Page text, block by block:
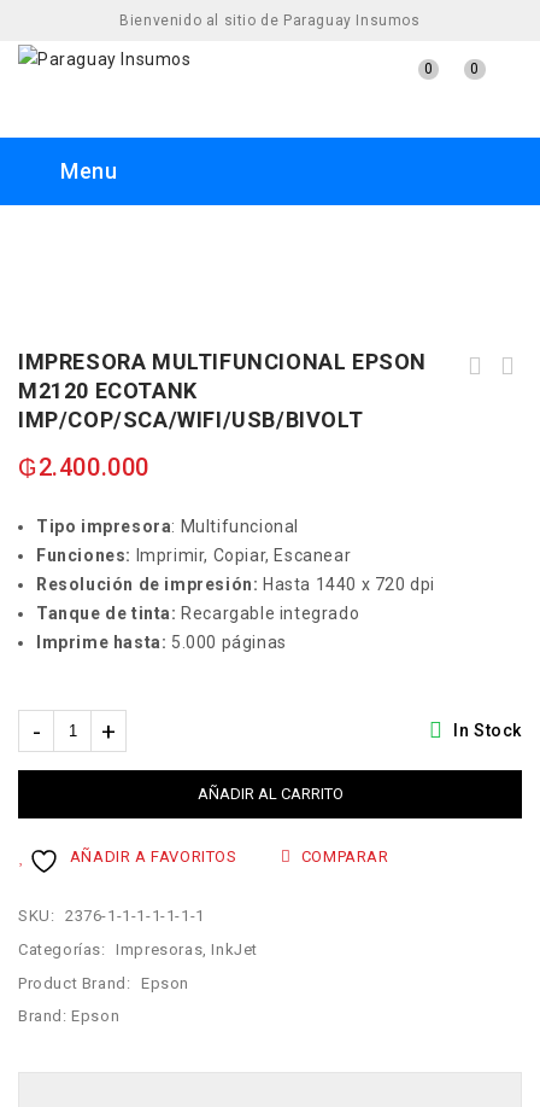
Bienvenido al sitio de Paraguay Insumos
0 0
Menu
IMPRESORA MULTIFUNCIONAL EPSON
M2120 ECOTANK
IMP/COP/SCA/WIFI/USB/BIVOLT
₲2.400.000
Tipo impresora: Multifuncional
Funciones: Imprimir, Copiar, Escanear
Resolución de impresión: Hasta 1440 x 720 dpi
Tanque de tinta: Recargable integrado
Imprime hasta: 5.000 páginas
In Stock
AÑADIR AL CARRITO
AÑADIR A FAVORITOS COMPARAR
SKU:
2376-1-1-1-1-1-1-1
Categorías:
Impresoras,InkJet
Product Brand:
Epson
Brand:Epson